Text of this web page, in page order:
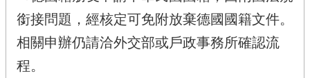
銜接問題，經核定可免附放棄德國國籍文件。
相關申辦仍請洽外交部或戶政事務所確認流
程。